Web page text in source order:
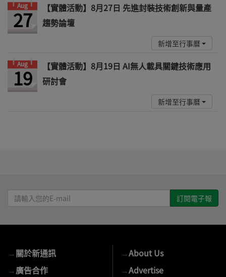
Aug
27
【實體活動】8月27日 先進封裝技術創新與量產
趨勢論壇
新增至行事曆
Aug
19
【實體活動】8月19日 AI無人載具關鍵技術應用
研討會
新增至行事曆
請
輸
E-
mail
→關於新通訊
→廣告合作
→About Us
→Advertise